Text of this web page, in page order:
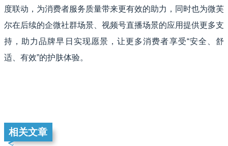
度联动，为消费者服务质量带来更有效的助力，同时也为微芙
尔在后续的企微社群场景、视频号直播场景的应用提供更多支
持，助力品牌早日实现愿景，让更多消费者享受“安全、舒
适、有效”的护肤体验。
相关文章